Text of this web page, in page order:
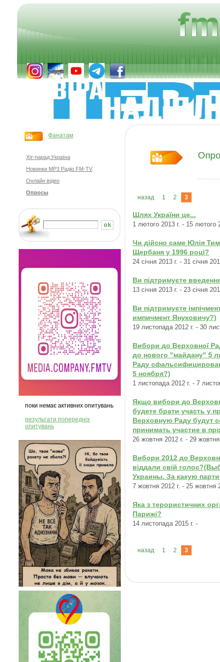
Фанатам
Хіт-парад Україна
Новинки MP3 Радіо FM-TV
Онлайн відео
Опросы
поки немає активних опитувань
результати попередніх
опитувань
назад 1 2 3
Шлях України це...
1 лютого 2013 г. - 15 лютого
Чи дійсно саме Юлія
Щербаня у 1996 році?
24 січня 2013 г. - 31 січня
Ви підтримуєте
13 січня 2013 г. - 23 січня
Ви підтримуєте
импичмент Януковичу?)
19 листопада 2012 г. - 30
Вибори до Верховної
до нового "майдану" 5
Раду
5 ноября?)
1 листопада 2012 г. - 7
Якщо вибори до
будете брати участь у
Верховную Раду будут
принимать участие в
26 жовтня 2012 г. - 29 жовтня
Вибори 2012 до
віддали свій
Украины. За какую
7 жовтня 2012 г. - 25 жовтня
Яка з терористичних
Парижі?
14 листопада 2015 г. -
назад 1 2 3